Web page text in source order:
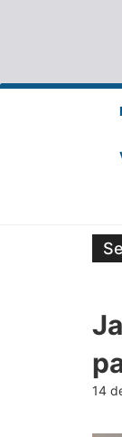
14